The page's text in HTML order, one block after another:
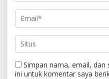
Simpan nama, email, dan
ini untuk komentar saya